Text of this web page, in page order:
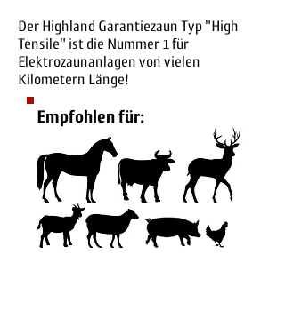
Der Highland Garantiezaun Typ "High
Tensile" ist die Nummer 1 für
Elektrozaunanlagen von vielen
Kilometern Länge!
Empfohlen für: